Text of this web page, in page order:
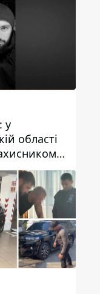
у
області